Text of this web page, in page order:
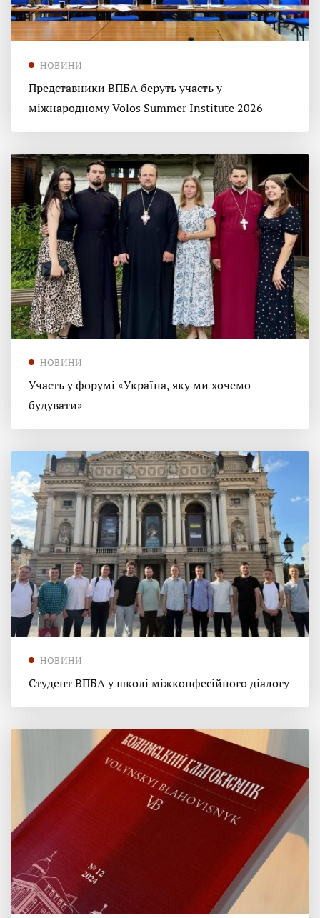
НОВИНИ
Представники ВПБА беруть участь у
міжнародному Volos Summer Institute 2026
НОВИНИ
Участь у форумі «Україна, яку ми хочемо
будувати»
НОВИНИ
Студент ВПБА у школі міжконфесійного діалогу